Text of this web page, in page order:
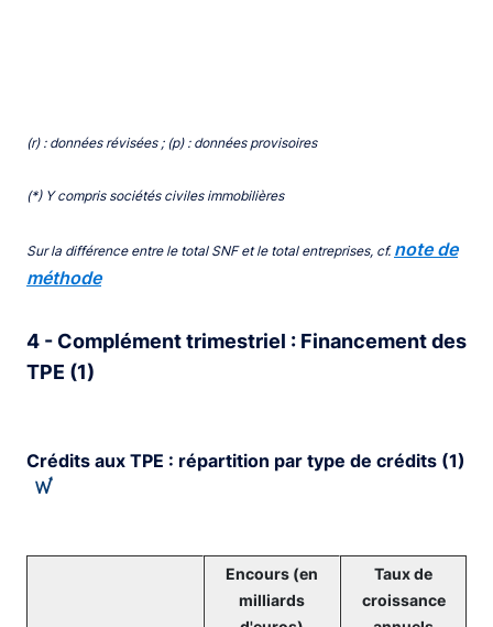
End of interactive chart.
(r) : données révisées ; (p) : données provisoires
(*) Y compris sociétés civiles immobilières
Sur la différence entre le total SNF et le total entreprises, cf. note de
méthode
4 - Complément trimestriel : Financement des
TPE (1)
Crédits aux TPE : répartition par type de crédits (1)
Encours (en
milliards
Taux de
croissance